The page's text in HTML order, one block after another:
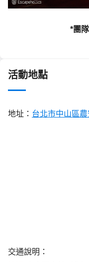
*團
活動地點
地址： 台北市中山區
交通說明：